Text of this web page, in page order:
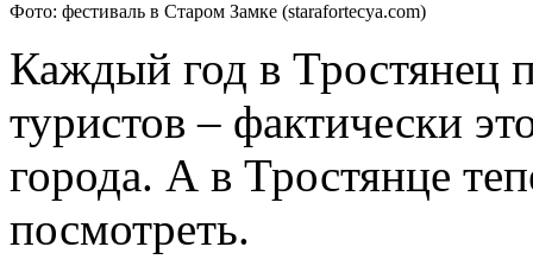
Фото: фестиваль в Старом Замке (starafortecya.com)
Каждый год в Тростянец
туристов – фактически
города. А в Тростянце
посмотреть.